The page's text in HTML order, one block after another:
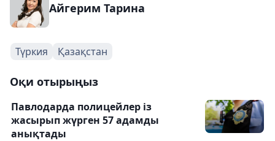
Айгерим Тарина
Түркия Қазақстан
Оқи отырыңыз
Павлодарда полицейлер із
жасырып жүрген 57 адамды
анықтады